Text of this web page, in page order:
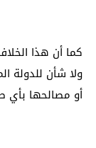
كما أن هذا
ولا شأن للدولة
أو مصالحها بأي